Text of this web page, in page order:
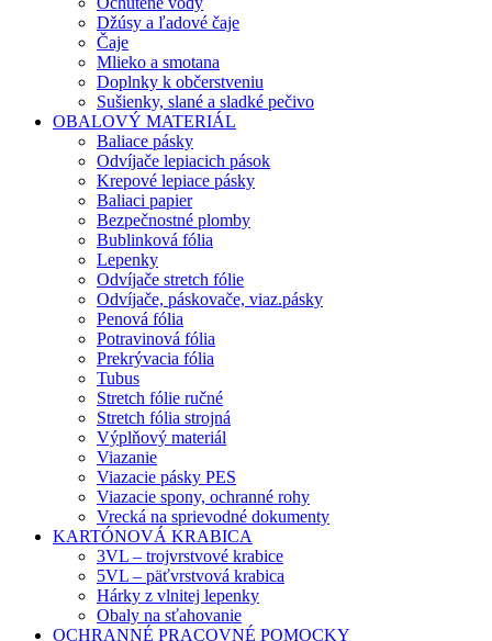
Džúsy a ľadové čaje
Čaje
Mlieko a smotana
Doplnky k občerstveniu
Sušienky, slané a sladké pečivo
OBALOVÝ MATERIÁL
Baliace pásky
Odvíjače lepiacich pások
Krepové lepiace pásky
Baliaci papier
Bezpečnostné plomby
Bublinková fólia
Lepenky
Odvíjače stretch fólie
Odvíjače, páskovače, viaz.pásky
Penová fólia
Potravinová fólia
Prekrývacia fólia
Tubus
Stretch fólie ručné
Stretch fólia strojná
Výplňový materiál
Viazanie
Viazacie pásky PES
Viazacie spony, ochranné rohy
Vrecká na sprievodné dokumenty
KARTÓNOVÁ KRABICA
3VL – trojvrstvové krabice
5VL – päťvrstvová krabica
Hárky z vlnitej lepenky
Obaly na sťahovanie
OCHRANNÉ PRACOVNÉ POMOCKY